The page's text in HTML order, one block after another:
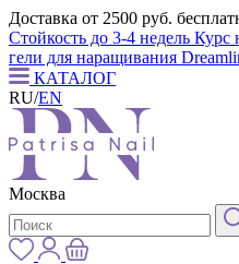
Доставка от 2500 руб.
Стойкость до 3-4 недель Курс
гели для наращивания
КАТАЛОГ
RU/EN
Москва